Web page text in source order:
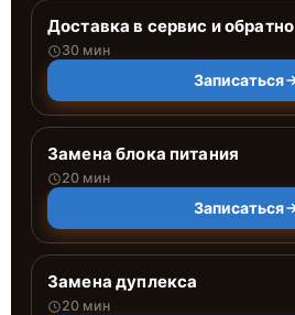
Доставка в сервис и обратно
30 мин
Записаться
Замена блока питания
20 мин
Записаться
Замена дуплекса
20 мин